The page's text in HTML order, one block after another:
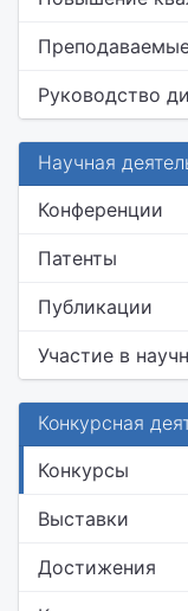
Руководство
Научная
Конференции
Патенты
Публикации
Участие в
Конкурсная
Конкурсы
Выставки
Достижения